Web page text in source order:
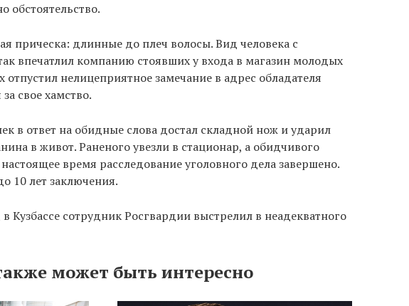
обстоятельство.
прическа: длинные до плеч волосы. Вид человека с
впечатлил компанию стоявших у входа в магазин молодых
нелицеприятное замечание в адрес обладателя
свое хамство.
в ответ на обидные слова достал складной нож и ударил
в живот. Раненого увезли в стационар, а обидчивого
время расследование уголовного дела завершено.
10 лет заключения.
Кузбассе сотрудник Росгвардии выстрелил в неадекватного
может быть интересно